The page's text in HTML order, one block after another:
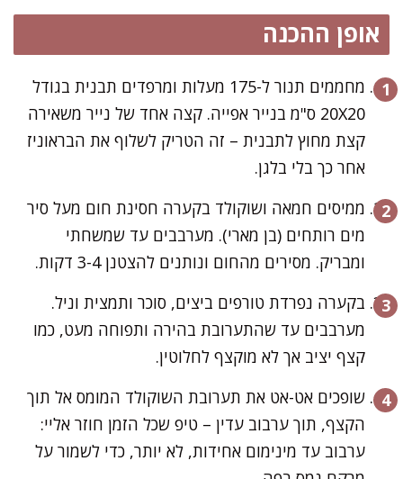
אופן ההכנה
מחממים תנור ל-175 מעלות ומרפדים תבנית בגודל
20X20 ס"מ בנייר אפייה. קצה אחד של נייר משאירה
קצת מחוץ לתבנית – זה הטריק לשלוף את הבראוניז
אחר כך בלי בלגן.
ממיסים חמאה ושוקולד בקערה חסינת חום מעל סיר
מים רותחים (בן מארי). מערבבים עד שמשחתי
ומבריק. מסירים מהחום ונותנים להצטנן 3-4 דקות.
בקערה נפרדת טורפים ביצים, סוכר ותמצית וניל.
מערבבים עד שהתערובת בהירה ותפוחה מעט, כמו
קצף יציב אך לא מוקצף לחלוטין.
שופכים אט-אט את תערובת השוקולד המומס אל תוך
הקצף, תוך ערבוב עדין – טיפ שכל הזמן חוזר אליי:
ערבוב עד מינימום אחידות, לא יותר, כדי לשמור על